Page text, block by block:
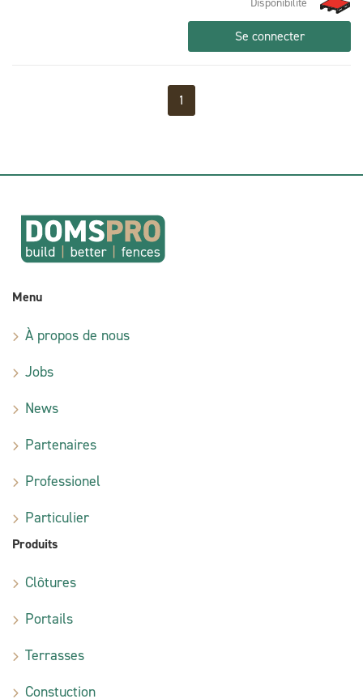
Se connecter
1
Menu
À propos de nous
Jobs
News
Partenaires
Professionel
Particulier
Produits
Clôtures
Portails
Terrasses
Constuction